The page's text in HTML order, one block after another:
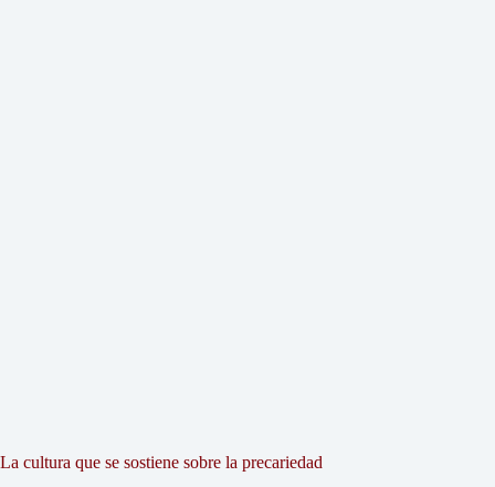
La cultura que se sostiene sobre la precariedad